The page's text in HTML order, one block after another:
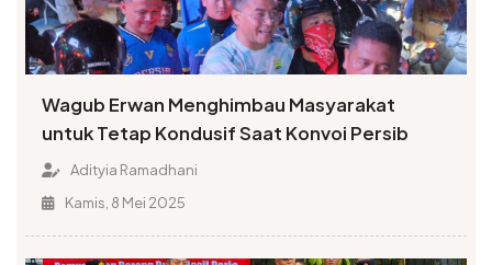
Wagub Erwan Menghimbau Masyarakat
untuk Tetap Kondusif Saat Konvoi Persib
Adityia Ramadhani
Kamis, 8 Mei 2025